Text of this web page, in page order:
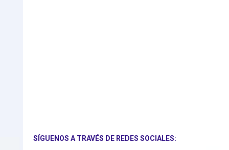
SÍGUENOS A TRAVÉS DE REDES SOCIALES: